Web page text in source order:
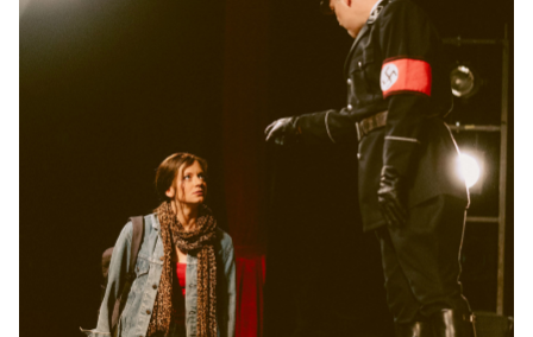
Der Koffer der Adele Kurzweil-
Do.
26.11.2026
Tickets
Der Koffer der Adele Kurzweil -
Mi.
31.03.2027
Mi. 31.03.2027
10:30–12:10 Uhr